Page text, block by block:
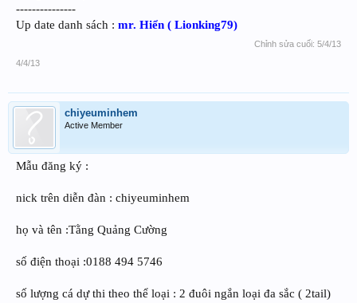
---------------
Up date danh sách : mr. Hiển ( Lionking79)
Chỉnh sửa cuối: 5/4/13
4/4/13
chiyeuminhem
Active Member
Mẫu đăng ký :
nick trên diễn đàn : chiyeuminhem
họ và tên :Tằng Quảng Cường
số điện thoại :0188 494 5746
số lượng cá dự thi theo thể loại : 2 đuôi ngắn loại đa sắc ( 2tail)